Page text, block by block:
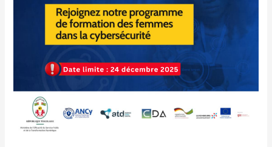
cybersécurité